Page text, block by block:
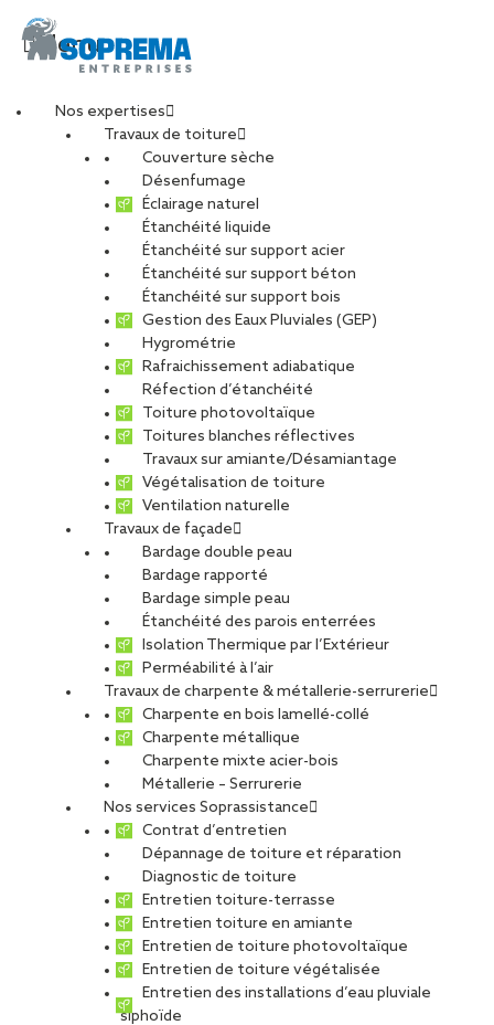
Menu
Nos expertises
Travaux de toiture
Couverture sèche
Désenfumage
Éclairage naturel
Étanchéité liquide
Étanchéité sur support acier
Étanchéité sur support béton
Étanchéité sur support bois
Gestion des Eaux Pluviales (GEP)
Hygrométrie
Rafraichissement adiabatique
Réfection d’étanchéité
Toiture photovoltaïque
Toitures blanches réflectives
Travaux sur amiante/Désamiantage
Végétalisation de toiture
Ventilation naturelle
Travaux de façade
Bardage double peau
Bardage rapporté
Bardage simple peau
Étanchéité des parois enterrées
Isolation Thermique par l’Extérieur
Perméabilité à l’air
Travaux de charpente & métallerie-serrurerie
Charpente en bois lamellé-collé
Charpente métallique
Charpente mixte acier-bois
Métallerie – Serrurerie
Nos services Soprassistance
Contrat d’entretien
Dépannage de toiture et réparation
Diagnostic de toiture
Entretien toiture-terrasse
Entretien toiture en amiante
Entretien de toiture photovoltaïque
Entretien de toiture végétalisée
Entretien des installations d’eau pluviale
siphoïde
PARTAGER
23 novembre 2018